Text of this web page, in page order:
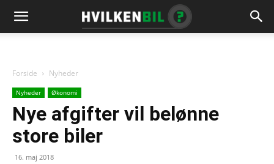
Forside Nyheder
Nyheder Økonomi
Nye afgifter vil belønne
store biler
16. maj 2018